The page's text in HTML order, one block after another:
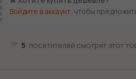
Войдите в аккаунт , чтобы
5 посетителей смотрят этот